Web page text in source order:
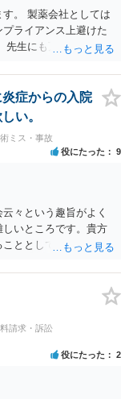
。 製薬会社としては
ライアンス上避けた
先生にも万一迷惑をか
症からの入院
い。
ミス・事故
役にたった 9
々という趣旨がよく
いところです。貴方
ととしては、クリニ
れらを踏まえてクリ
ニックに対して具体的
請求・訴訟
役にたった 2